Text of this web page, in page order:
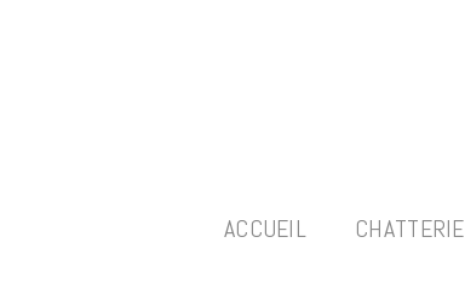
ACCUEIL CHATTERIE